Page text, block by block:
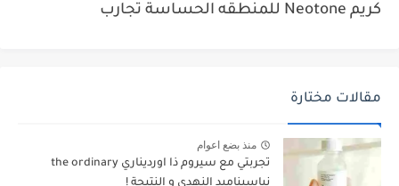
كريم Neotone للمنطقه الحساسة تجارب
مقالات مختارة
منذ بضع اعوام
تجربتي مع سيروم ذا اورديناري the ordinary
نياسيناميد النهدي و النتيجة !